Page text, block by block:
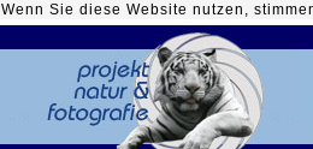
Wenn Sie diese Website nutzen,